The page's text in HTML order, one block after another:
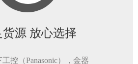
货源 放心选择
控（Panasonic），金器